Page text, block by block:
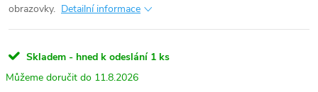
obrazovky. Detailní informace
Skladem - hned k odeslání 1 ks
11.8.2026